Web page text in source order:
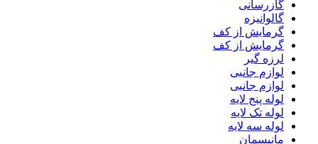
گازرسانی
گالوانیزه
گرمایش از کف
گرمایش از کف
لرزه گیر
لوازم جانبی
لوازم جانبی
لوله پنج لایه
لوله تک لایه
لوله سه لایه
مانیسمان